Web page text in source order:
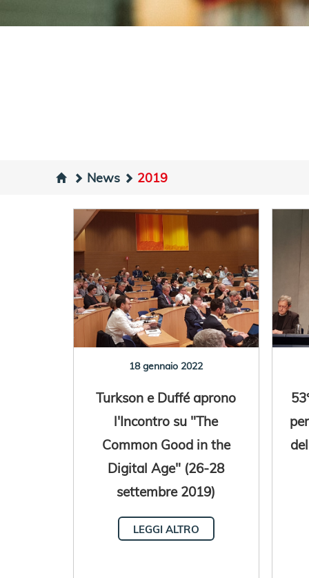
News 2019
18 gennaio 2022
Turkson e Duffé aprono
l'Incontro su "The
Common Good in the
Digital Age" (26-28
settembre 2019)
LEGGI ALTRO